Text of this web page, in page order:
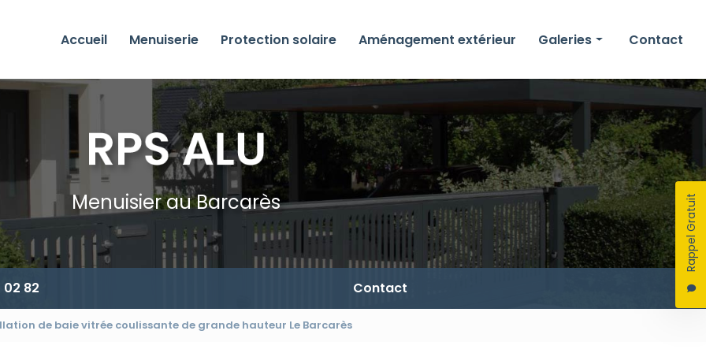
Rappel Gratuit
Accueil
Menuiserie Protection solaire Aménagement extérieur Galeries
Protection solaire
Aménagement extérieur
Contact
Menuisier au Barcarès
02 82 Contact
de baie vitrée coulissante de grande hauteur Le Barcarès